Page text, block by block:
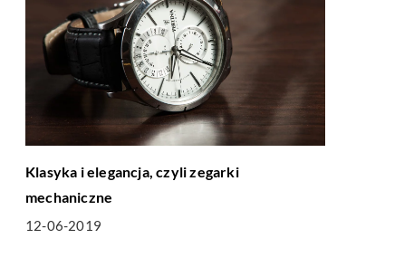
Klasyka i elegancja, czyli zegarki
mechaniczne
12-06-2019